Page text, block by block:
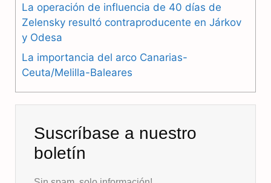
La operación de influencia de 40 días de
Zelensky resultó contraproducente en Járkov
y Odesa
La importancia del arco Canarias-
Ceuta/Melilla-Baleares
Suscríbase a nuestro
boletín